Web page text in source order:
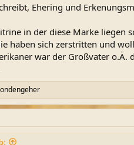
Ehering und
in der diese Marke liegen
haben sich zerstritten und
war der Großvater o.Ä.